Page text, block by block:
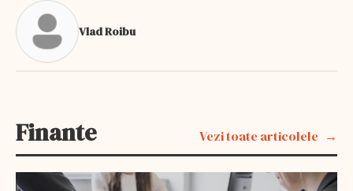
Vlad Roibu
Finante Vezi toate articolele